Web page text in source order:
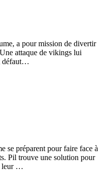
a pour mission de divertir
attaque de vikings lui
défaut…
se préparent pour faire face à
Pil trouve une solution pour
leur …